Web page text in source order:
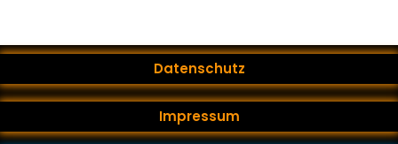
Datenschutz
Impressum